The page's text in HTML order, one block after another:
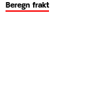
Beregn frakt